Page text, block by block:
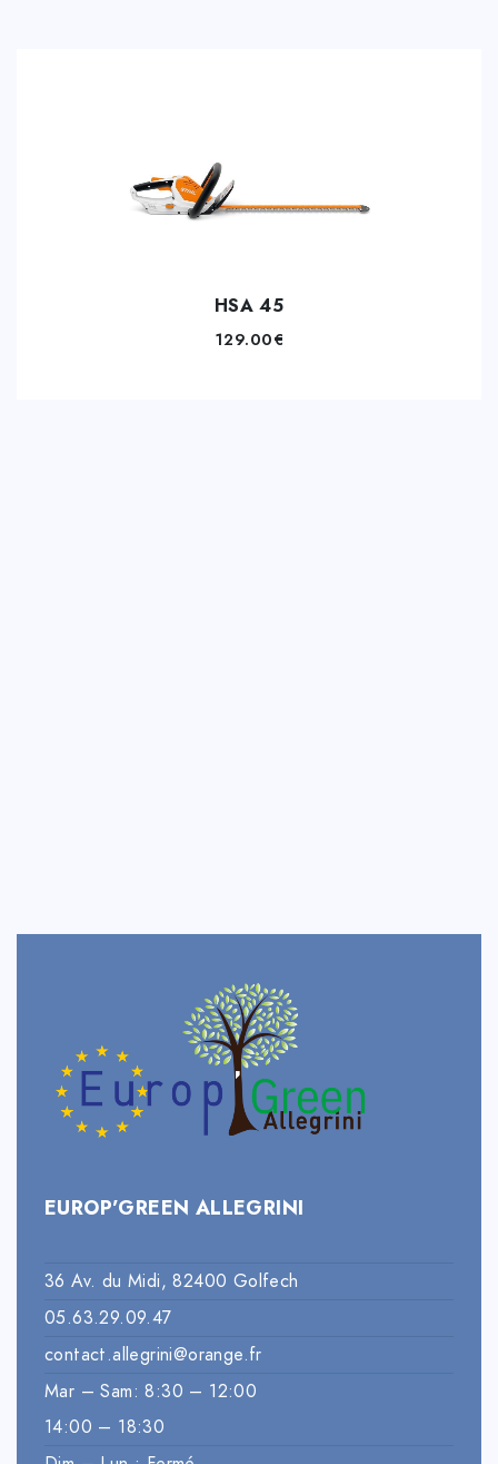
HSA 45
129.00€
EUROP’GREEN ALLEGRINI
36 Av. du Midi, 82400 Golfech
05.63.29.09.47
contact.allegrini@orange.fr
Mar – Sam: 8:30 – 12:00
14:00 – 18:30